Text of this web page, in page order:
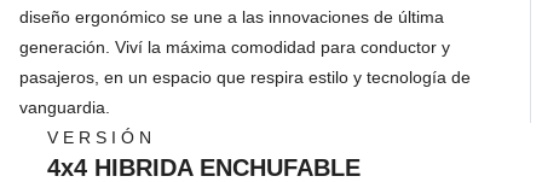
diseño ergonómico se une a las innovaciones de última
generación. Viví la máxima comodidad para conductor y
pasajeros, en un espacio que respira estilo y tecnología de
vanguardia.
VERSIÓN
4x4 HIBRIDA ENCHUFABLE